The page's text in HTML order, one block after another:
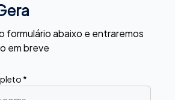
formulário abaixo e entraremos
em breve
*